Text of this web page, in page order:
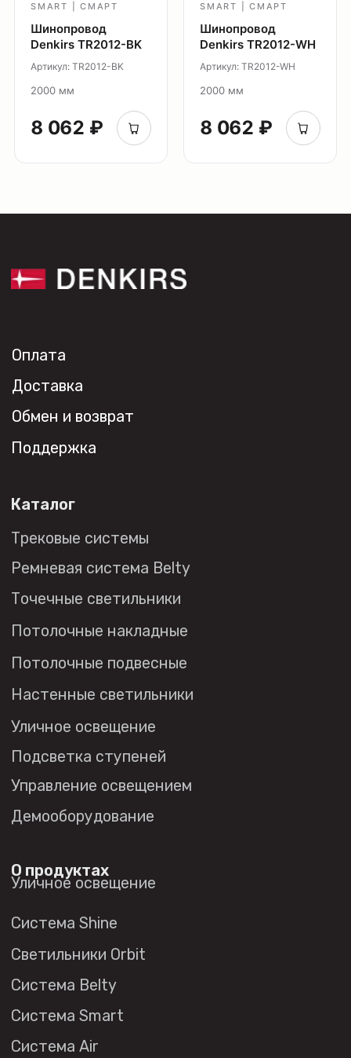
SMART | СМАРТ
Шинопровод
Denkirs TR2012-BK
Артикул: TR2012-BK
2000 мм
8 062 ₽
SMART | СМАРТ
Шинопровод
Denkirs TR2012-WH
Артикул: TR2012-WH
2000 мм
8 062 ₽
Контакты
Монтажным организациям
Модуль Slim LED
Профиль Slott
Все права защищены
+7 (495) 108-49-68
opt@denkirs.ru
Дизайнерам
Сотрудничество
обработки персональных данных